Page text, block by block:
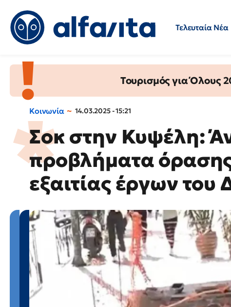
Τελευταία Νέα
Τουρισμός για Όλους
Κοινωνία 14.03.2025 - 15:21
Σοκ στην Κυψέλη:
προβλήματα
εξαιτίας έργων